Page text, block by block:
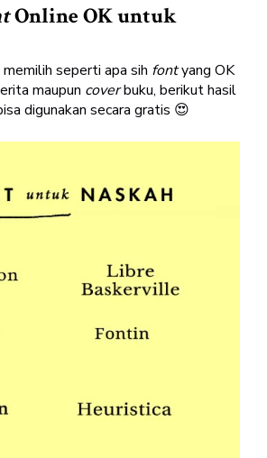
Online OK untuk
seperti apa sih fontyang OK
maupun coverbuku, berikut hasil
digunakan secara gratis 😍